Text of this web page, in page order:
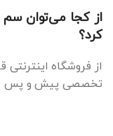
از کجا می‌توان
کرد؟
از فروشگاه
تخصصی پیش و پس